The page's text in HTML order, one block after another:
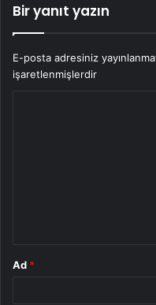
Bir yanıt yazın
E-posta adresiniz
işaretlenmişlerdir
Ad *